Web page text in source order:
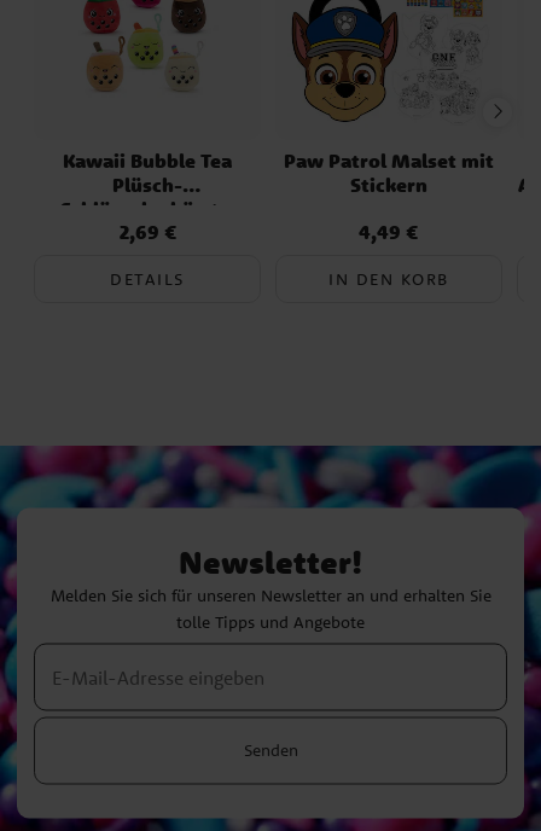
Kawaii Bubble Tea
Plüsch-
Schlüsselanhänger
Preis:2,69 €
2,69 €
DETAILS
Paw Patrol Malset mit
Stickern
Preis:4,49 €
4,49 €
IN DEN KORB
Newsletter!
Melden Sie sich für unseren Newsletter an und erhalten Sie
tolle Tipps und Angebote
Senden